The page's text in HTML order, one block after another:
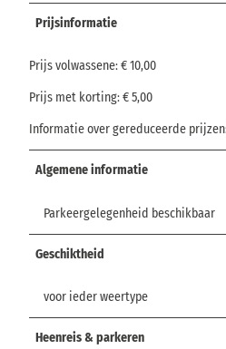
Prijsinformatie
Prijs volwassene: € 10,00
Prijs met korting: € 5,00
Informatie over gereduceerde
Algemene informatie
Parkeergelegenheid beschikbaar
Geschiktheid
voor ieder weertype
Heenreis & parkeren